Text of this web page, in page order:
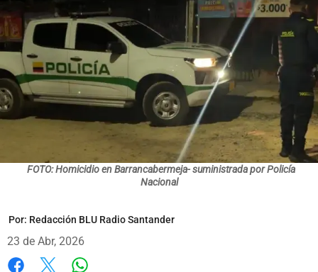
FOTO: Homicidio en Barrancabermeja- suministrada por Policía
Nacional
Por: Redacción BLU Radio Santander
23 de Abr, 2026